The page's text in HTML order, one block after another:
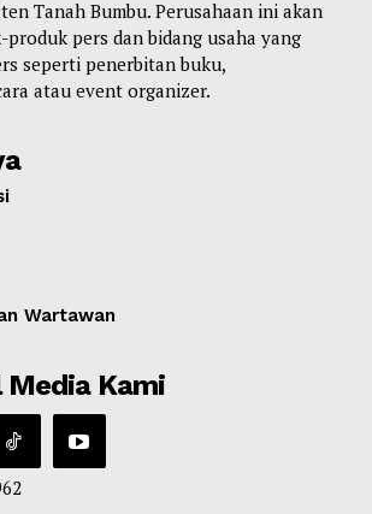
Tanah Bumbu. Perusahaan ini akan
pers dan bidang usaha yang
seperti penerbitan buku,
atau event organizer.
Wartawan
Media Kami